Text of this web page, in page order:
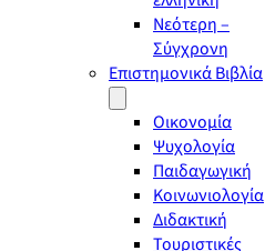
Νεότερη –
Σύγχρονη
Επιστημονικά Βιβλία
Οικονομία
Ψυχολογία
Παιδαγωγική
Κοινωνιολογία
Διδακτική
Τουριστικές